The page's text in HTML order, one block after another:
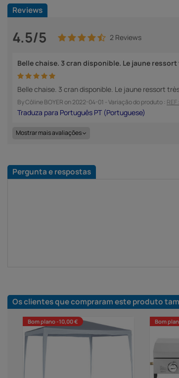
Reviews
4.5/5 2 Reviews
Belle chaise. 3 cran disponible. Le jaune
Belle chaise. 3 cran disponible. Le jaune ressort
ByCôline BOYERon2022-04-01 - Variação do produto :
Mostrar mais avaliações
Pergunta e respostas
Os clientes que compraram este produto
Bom plano -10,00 € Bom